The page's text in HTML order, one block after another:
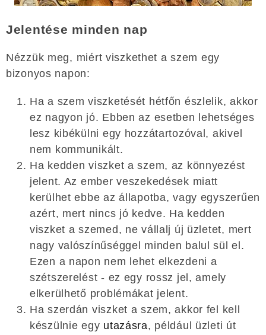
Jelentése minden nap
Nézzük meg, miért viszkethet a szem egy
bizonyos napon:
Ha a szem viszketését hétfőn észlelik, akkor
ez nagyon jó. Ebben az esetben lehetséges
lesz kibékülni egy hozzátartozóval, akivel
nem kommunikált.
Ha kedden viszket a szem, az könnyezést
jelent. Az ember veszekedések miatt
kerülhet ebbe az állapotba, vagy egyszerűen
azért, mert nincs jó kedve. Ha kedden
viszket a szemed, ne vállalj új üzletet, mert
nagy valószínűséggel minden balul sül el.
Ezen a napon nem lehet elkezdeni a
szétszerelést - ez egy rossz jel, amely
elkerülhető problémákat jelent.
Ha szerdán viszket a szem, akkor fel kell
készülnie egy utazásra, például üzleti út